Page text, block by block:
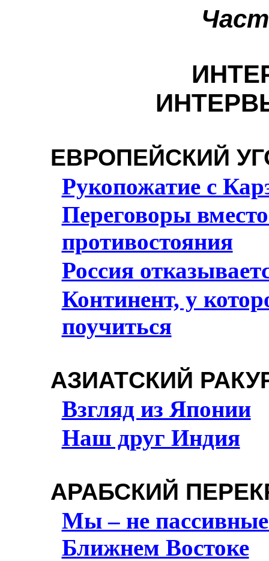
ЕВРОПЕЙСКИЙ
Рукопожатие с
Переговоры
противостояния
Россия
Континент, у
поучиться
АЗИАТСКИЙ
Взгляд из Японии
Наш друг Индия
АРАБСКИЙ
Мы – не пассивные
Ближнем Востоке